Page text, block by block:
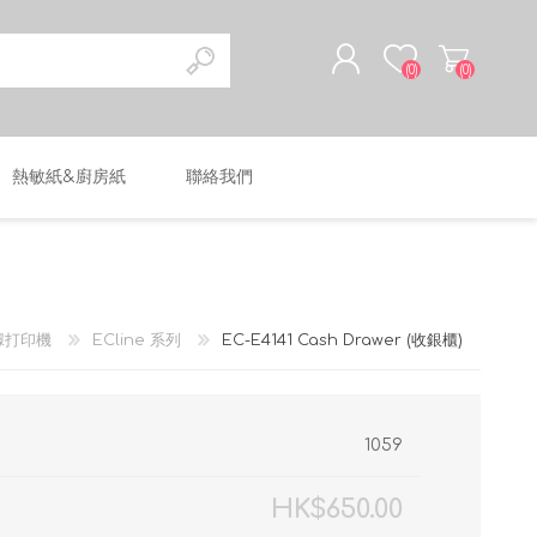
(0) (0)
熱敏紙&廚房紙 聯絡我們
打印機 ECline 系列 EC-E4141 Cash Drawer (收銀櫃)
1059
HK$650.00